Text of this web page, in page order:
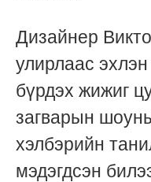
Дизайнер
улирлаас
бүрдэх жижиг
загварын
хэлбэрийн
мэдэгдсэн